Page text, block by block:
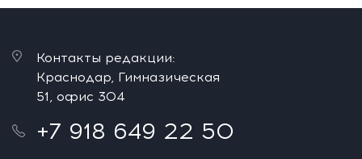
Контакты редакции:
Краснодар, Гимназическая
51, офис 304
+7 918 649 22 50